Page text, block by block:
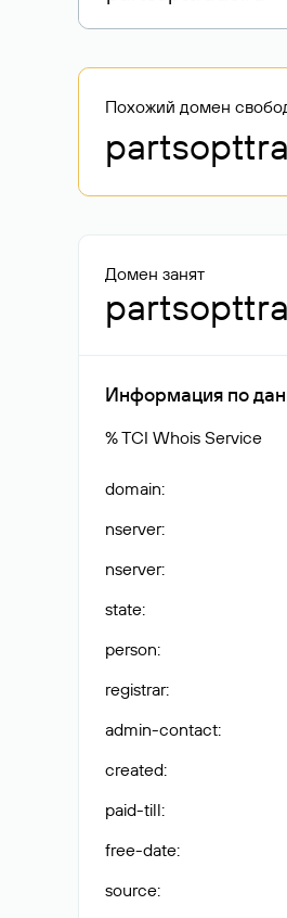
Похожий домен
Домен занят
Информация по
% TCI Whois Service
domain:
nserver:
nserver:
state:
person:
registrar:
admin-contact:
created:
paid-till:
free-date:
source: